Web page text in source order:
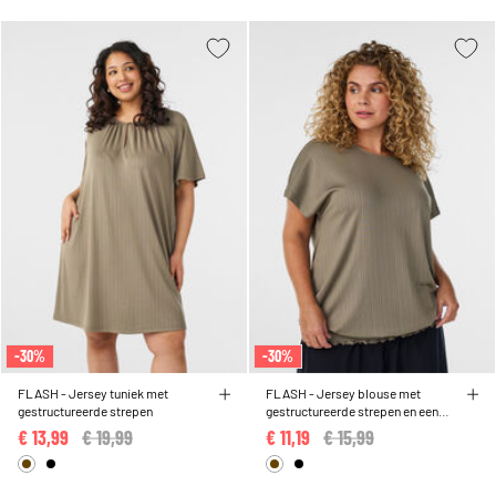
-30%
FLASH - Jersey tuniek met
gestructureerde strepen
Price reduced from
€ 19,99
€ 13,99
-30%
FLASH - Jersey blouse met
gestructureerde strepen en een
gesmokte zoomPrice reduced from
€ 15,99
€ 11,19